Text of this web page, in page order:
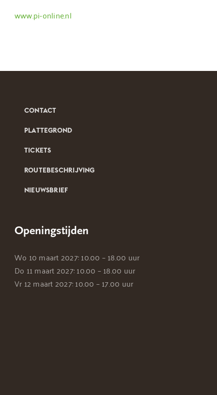
www.pi-online.nl
CONTACT
PLATTEGROND
TICKETS
ROUTEBESCHRIJVING
NIEUWSBRIEF
Openingstijden
Wo 10 maart 2027: 10.00 – 18.00 uur
Do 11 maart 2027: 10.00 – 18.00 uur
Vr 12 maart 2027: 10.00 – 17.00 uur